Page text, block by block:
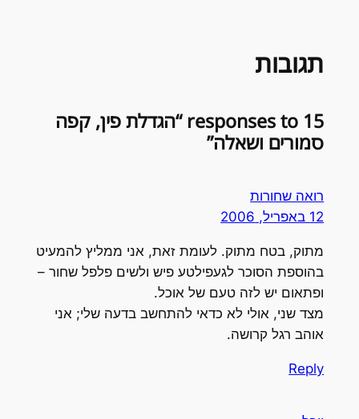
תגובות
15 responses to “הגדלת פין, קפה
סמורים ושאלה”
רואה שחורות
12 באפריל, 2006
מתוק, בטח מתוק. לעומת זאת, אני ממליץ להמעיט
בהוספת הסוכר לגעפילטע פיש ולשים פלפל שחור –
ופתאום יש לזה טעם של אוכל.
מצד שני, אולי לא כדאי להתחשב בדעה שלי; אני
אוהב רגל קרושה.
Reply